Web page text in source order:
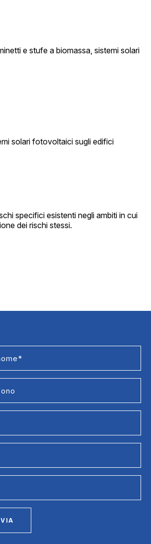
e stufe a biomassa, sistemi solari
solari fotovoltaici sugli edifici
specifici esistenti negli ambiti in cui
dei rischi stessi.